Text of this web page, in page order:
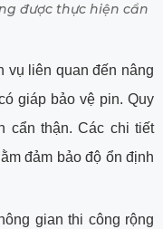
được thực hiện cẩn
vụ liên quan đến nâng
giáp bảo vệ pin. Quy
cẩn thận. Các chi tiết
đảm bảo độ ổn định
gian thi công rộng